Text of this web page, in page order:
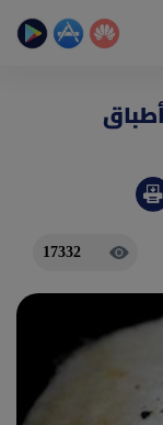
منزليةلوجبة سحور مُشبعة.. أفضل 4 أطباق
17332